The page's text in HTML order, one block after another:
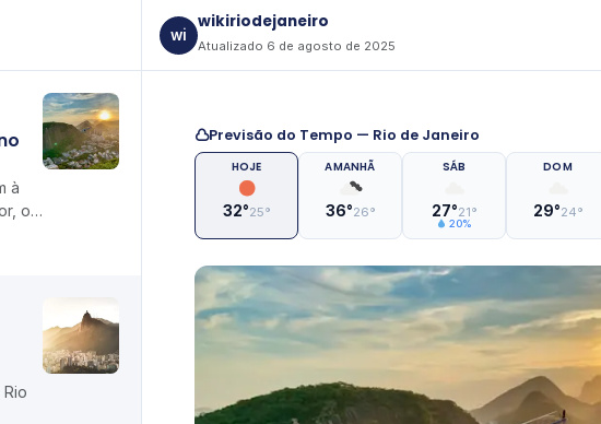
à
o
wi
wikiriodejaneiro
Atualizado 6 de agosto de 2025
Previsão do Tempo — Rio de Janeiro
HOJE
32°25°
AMANHÃ
36°26°
SÁB
27°21°
20%
DOM
29°24°